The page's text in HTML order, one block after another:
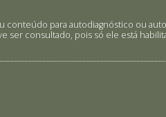
conteúdo para autodiagnóstico ou
ser consultado, pois só ele está